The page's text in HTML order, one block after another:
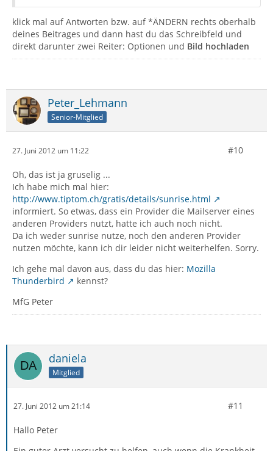
klick mal auf Antworten bzw. auf *ÄNDERN rechts oberhalb
deines Beitrages und dann hast du das Schreibfeld und
direkt darunter zwei Reiter: Optionen und Bild hochladen
Peter_Lehmann
Senior-Mitglied
27. Juni 2012 um 11:22 #10
Oh, das ist ja gruselig ...
Ich habe mich mal hier:
http://www.tiptom.ch/gratis/details/sunrise.html
informiert. So etwas, dass ein Provider die Mailserver eines
anderen Providers nutzt, hatte ich auch noch nicht.
Da ich weder sunrise nutze, noch den anderen Provider
nutzen möchte, kann ich dir leider nicht weiterhelfen. Sorry.
Ich gehe mal davon aus, dass du das hier: Mozilla
Thunderbird
kennst?
MfG Peter
daniela
Mitglied
27. Juni 2012 um 21:14 #11
Hallo Peter